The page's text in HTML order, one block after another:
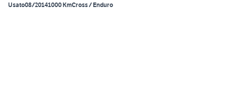
Usato08/20141000 KmCross / Enduro